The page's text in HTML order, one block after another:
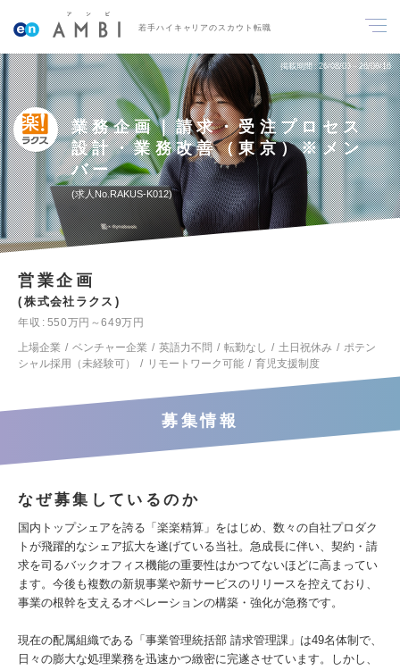
若手ハイキャリアのスカウト転職
掲載期間 26/08/03～26/08/16
業務企画｜請求・受注プロセス
設計・業務改善（東京）※メン
バー
求人No.RAKUS-K012
営業企画
株式会社ラクス
年収
550万円～649万円
上場企業
ベンチャー企業 英語力不問 転勤なし 土日祝休み
ポテン
シャル採用（未経験可）
リモートワーク可能 育児支援制度
募集情報
なぜ募集しているのか
国内トップシェアを誇る「楽楽精算」をはじめ、数々の自社プロダク
トが飛躍的なシェア拡大を遂げている当社。急成長に伴い、契約・請
求を司るバックオフィス機能の重要性はかつてないほどに高まってい
ます。今後も複数の新規事業や新サービスのリリースを控えており、
事業の根幹を支えるオペレーションの構築・強化が急務です。
現在の配属組織である「事業管理統括部 請求管理課」は49名体制で、
日々の膨大な処理業務を迅速かつ緻密に完遂させています。しかし、